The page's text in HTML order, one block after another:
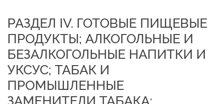
РАЗДЕЛ IV. ГОТОВЫЕ ПИЩЕВЫЕ
ПРОДУКТЫ; АЛКОГОЛЬНЫЕ И
БЕЗАЛКОГОЛЬНЫЕ НАПИТКИ И
УКСУС; ТАБАК И
ПРОМЫШЛЕННЫЕ
ЗАМЕНИТЕЛИ ТАБАКА;